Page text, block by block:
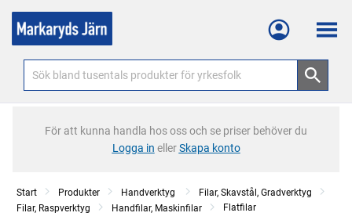
Meny
För att kunna handla hos oss och se priser behöver du
Logga in ellerSkapa konto
Start Produkter Handverktyg
Filar, Skavstål, Gradverktyg
Filar, Raspverktyg
Handfilar, Maskinfilar Flatfilar